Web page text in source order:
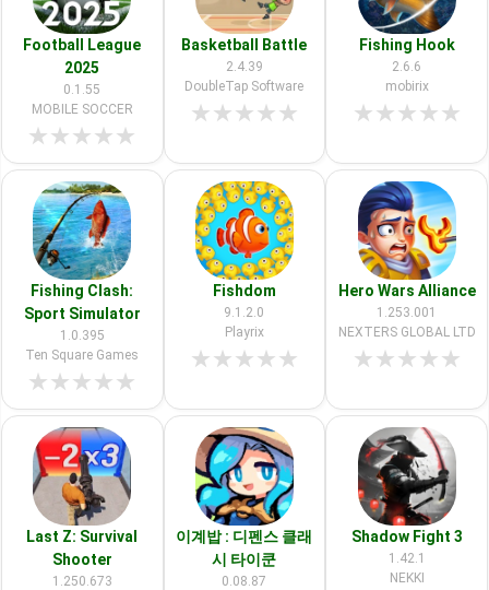
Football League
2025
0.1.55
MOBILE SOCCER
★★★★★
Basketball Battle
2.4.39
DoubleTap Software
★★★★★
Fishing Hook
2.6.6
mobirix
★★★★★
Fishing Clash:
Sport Simulator
1.0.395
Ten Square Games
★★★★★
Fishdom
9.1.2.0
Playrix
★★★★★
Hero Wars Alliance
1.253.001
NEXTERS GLOBAL LTD
★★★★★
Last Z: Survival
Shooter
1.250.673
이계밥 : 디펜스 클래
시 타이쿤
0.08.87
Shadow Fight 3
1.42.1
NEKKI